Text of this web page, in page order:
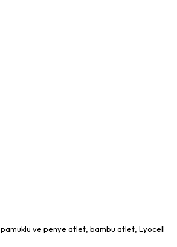
, pamuklu ve penye atlet, bambu atlet, Lyocell